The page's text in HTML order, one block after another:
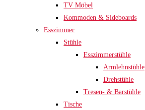
TV Möbel
Kommoden & Sideboards
Esszimmer
Stühle
Esszimmerstühle
Armlehnstühle
Drehstühle
Tresen- & Barstühle
Tische